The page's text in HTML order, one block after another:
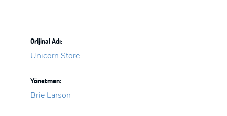
Orijinal Adı:
Unicorn Store
Yönetmen:
Brie Larson